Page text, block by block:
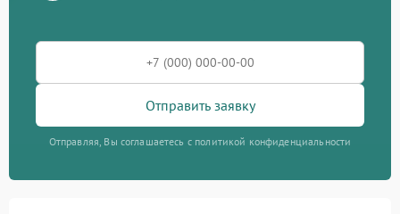
Отправить заявку
Отправляя, Вы соглашаетесь с политикой конфиденциальности